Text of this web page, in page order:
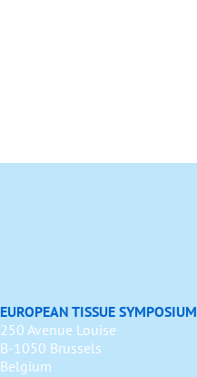
EUROPEAN TISSUE SYMPOSIUM
250 Avenue Louise
B-1050 Brussels
Belgium